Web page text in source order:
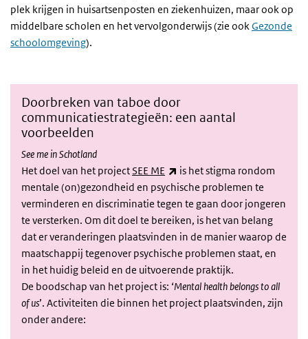
plek krijgen in huisartsenposten en ziekenhuizen, maar ook op
middelbare scholen en het vervolgonderwijs (zie ookGezonde
schoolomgeving).
Doorbreken van taboe door
communicatiestrategieën: een aantal
voorbeelden
See me in Schotland
Het doel van het projectSEE ME (externe link)
is het stigma rondom
mentale (on)gezondheid en psychische problemen te
verminderen en discriminatie tegen te gaan door jongeren
te versterken. Om dit doel te bereiken, is het van belang
dat er veranderingen plaatsvinden in de manier waarop de
maatschappij tegenover psychische problemen staat, en
in het huidig beleid en de uitvoerende praktijk.
De boodschap van het project is: ‘Mental health belongs to all
of us’. Activiteiten die binnen het project plaatsvinden, zijn
onder andere: